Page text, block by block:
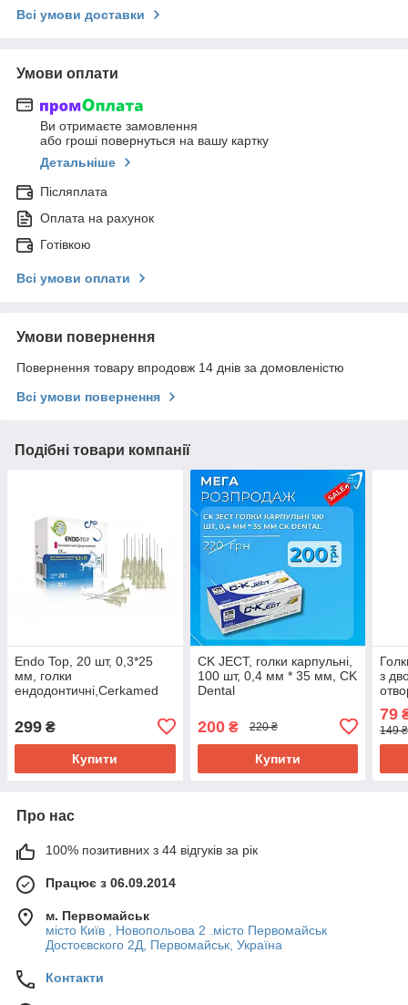
Всі умови доставки
Умови оплати
Ви отримаєте замовлення
або гроші повернуться на вашу картку
Детальніше
Післяплата
Оплата на рахунок
Готівкою
Всі умови оплати
Умови повернення
Повернення товару впродовж 14 днів за домовленістю
Всі умови повернення
Подібні товари компанії
Endo Top, 20 шт, 0,3*25
мм, голки
ендодонтичні,Cerkamed
299 ₴
Купити
CK JECT, голки карпульні,
100 шт, 0,4 мм * 35 мм, CK
Dental
200₴ 220 ₴
Купити
з
79
149
Про нас
100% позитивних з 44 відгуків за рік
Працює з 06.09.2014
м. Первомайськ
місто Київ , Новопольова 2 .місто Первомайськ
Достоєвского 2Д, Первомайськ, Україна
Контакти